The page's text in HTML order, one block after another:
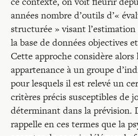
Mon panier
Mon compte
années nombre d’outils d’«
structurée » visant
la base de données objectives
Cette approche considère
appartenance à un groupe
pour lesquels il est relevé un
critères précis susceptibles de
déterminant dans la prévision.
rappelle en ces termes que la